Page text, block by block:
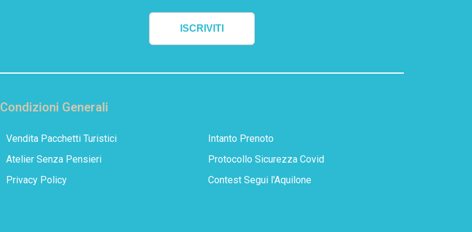
ISCRIVITI
Condizioni Generali
Vendita Pacchetti Turistici
Atelier Senza Pensieri
Privacy Policy
Intanto Prenoto
Protocollo Sicurezza Covid
Contest Segui l'Aquilone